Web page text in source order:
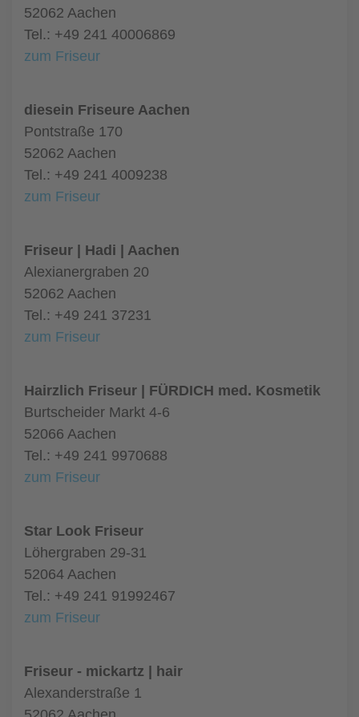
52062 Aachen
Tel.: +49 241 40006869
zum Friseur
diesein Friseure Aachen
Pontstraße 170
52062 Aachen
Tel.: +49 241 4009238
zum Friseur
Friseur | Hadi | Aachen
Alexianergraben 20
52062 Aachen
Tel.: +49 241 37231
zum Friseur
Hairzlich Friseur | FÜRDICH med. Kosmetik
Burtscheider Markt 4-6
52066 Aachen
Tel.: +49 241 9970688
zum Friseur
Star Look Friseur
Löhergraben 29-31
52064 Aachen
Tel.: +49 241 91992467
zum Friseur
Friseur - mickartz | hair
Alexanderstraße 1